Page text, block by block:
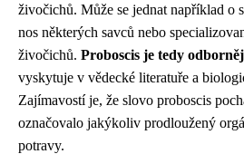
živočichů. Může se jednat například o
nos některých savců nebo
živočichů. Proboscis je tedy
vyskytuje v vědecké literatuře a
Zajímavostí je, že slovo proboscis
označovalo jakýkoliv prodloužený
potravy.